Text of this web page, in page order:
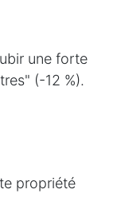
une forte
(-12 %).
propriété